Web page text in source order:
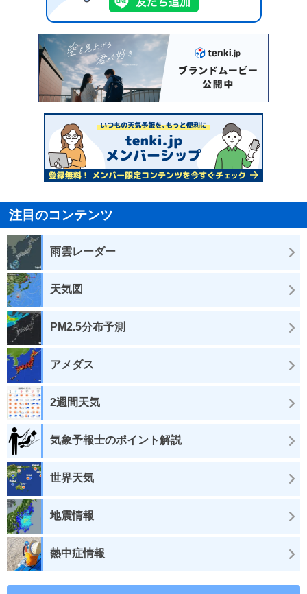
注目のコンテンツ
雨雲レーダー
天気図
PM2.5分布予測
アメダス
2週間天気
気象予報士のポイント解説
世界天気
地震情報
熱中症情報